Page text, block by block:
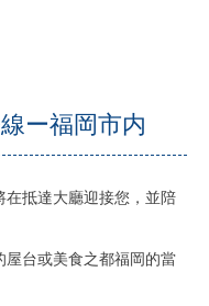
ー福岡市内
在抵達大廳迎接您，並陪
屋台或美食之都福岡的當